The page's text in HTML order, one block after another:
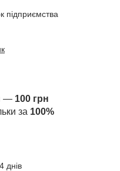
підприємства
— 100 грн
за 100%
днів